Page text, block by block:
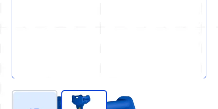
View larger imageView larger image